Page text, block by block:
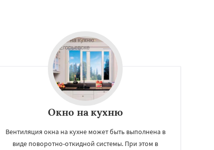
Окно на кухню
Вентиляция окна на кухне может быть выполнена в
виде поворотно-откидной системы. При этом в